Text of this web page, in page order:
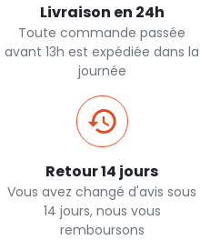
Livraison en 24h
Toute commande passée
avant 13h est expédiée dans la
journée
Retour 14 jours
Vous avez changé d'avis sous
14 jours, nous vous
remboursons